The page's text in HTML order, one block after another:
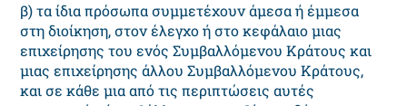
β) τα ίδια πρόσωπα συμμετέχουν άμεσα ή έμμεσα
στη διοίκηση, στον έλεγχο ή στο κεφάλαιο μιας
επιχείρησης του ενός Συμβαλλόμενου Κράτους και
μιας επιχείρησης άλλου Συμβαλλόμενου Κράτους,
και σε κάθε μια από τις περιπτώσεις αυτές